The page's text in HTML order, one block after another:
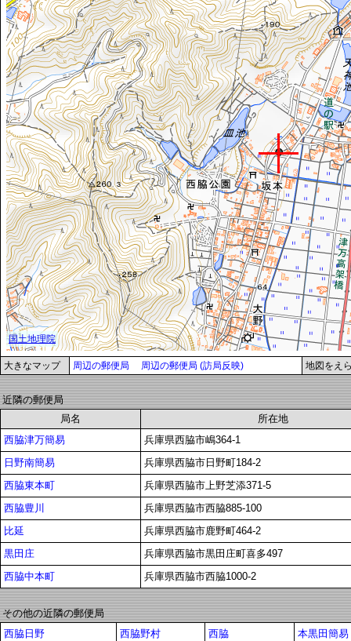
大きなマップ 周辺の郵便局 周辺の郵便局 (訪局反映) 地図をえ
近隣の郵便局
局名
所在地
西脇津万簡易
兵庫県西脇市嶋364-1
日野南簡易
兵庫県西脇市日野町184-2
西脇東本町
兵庫県西脇市上野芝添371-5
西脇豊川
兵庫県西脇市西脇885-100
比延
兵庫県西脇市鹿野町464-2
黒田庄
兵庫県西脇市黒田庄町喜多497
西脇中本町
兵庫県西脇市西脇1000-2
その他の近隣の郵便局
西脇日野
西脇野村 西脇
本黒田簡易